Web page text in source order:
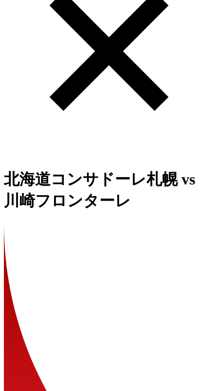
北海道コンサドーレ札幌vs
川崎フロンターレ